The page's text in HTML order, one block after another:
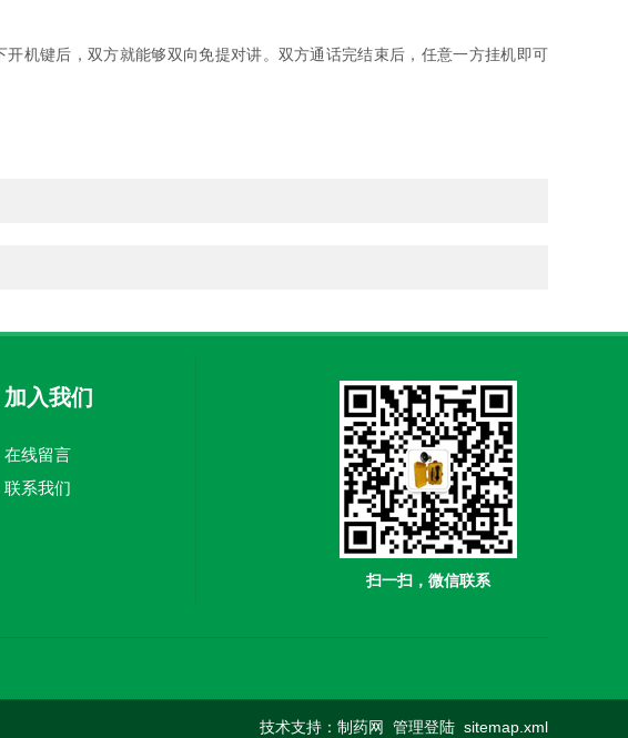
键后，双方就能够双向免提对讲。双方通话完结束后，任意一方挂机即可
加入我们
在线留言
联系我们
扫一扫，微信联系
技术支持： 制药网 管理登陆 sitemap.xml